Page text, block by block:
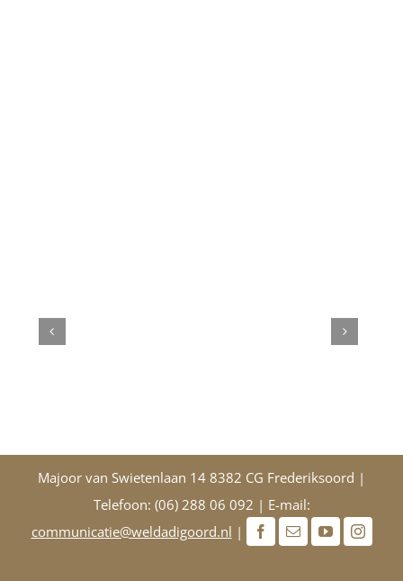
Majoor van Swietenlaan 14 8382 CG Frederiksoord |
Telefoon: (06) 288 06 092 | E-mail:
communicatie@weldadigoord.nl |